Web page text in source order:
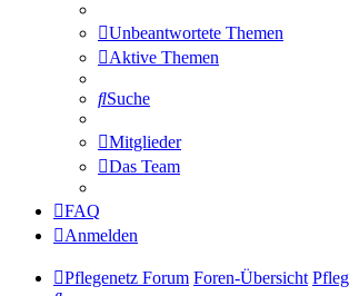
Unbeantwortete Themen
Aktive Themen
Suche
Mitglieder
Das Team
FAQ
Anmelden
Pflegenetz Forum Foren-Übersicht